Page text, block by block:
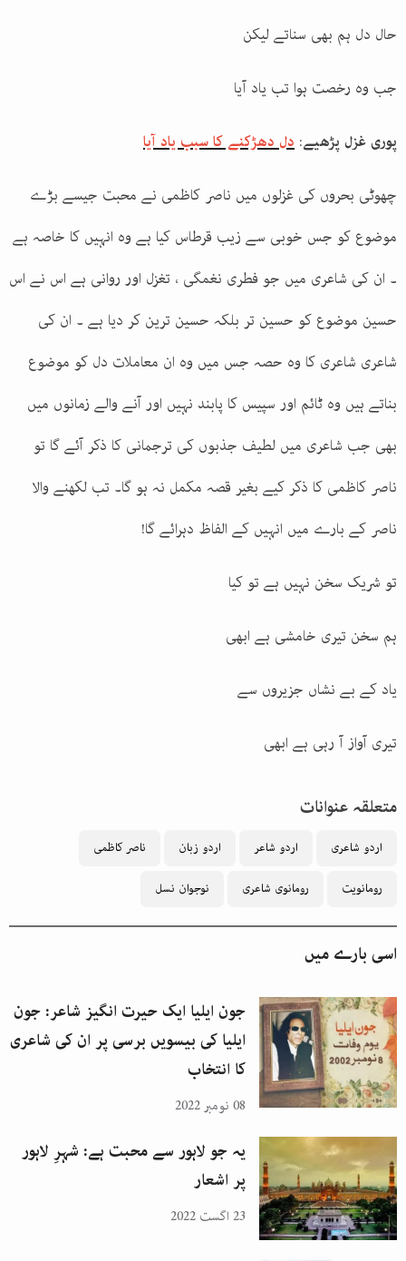
حال دل ہم بھی سناتے لیکن
جب وہ رخصت ہوا تب یاد آیا
پوری غزل پڑھیے: دل دھڑکنے کا سبب یاد آیا
چھوٹی بحروں کی غزلوں میں ناصر کاظمی نے محبت جیسے بڑے
موضوع کو جس خوبی سے زیب قرطاس کیا ہے وہ انہیں کا خاصہ ہے
۔ ان کی شاعری میں جو فطری نغمگی ، تغزل اور روانی ہے اس نے اس
حسین موضوع کو حسین تر بلکہ حسین ترین کر دیا ہے ۔ ان کی
شاعری شاعری کا وہ حصہ جس میں وہ ان معاملات دل کو موضوع
بناتے ہیں وہ ٹائم اور سپیس کا پابند نہیں اور آنے والے زمانوں میں
بھی جب شاعری میں لطیف جذبوں کی ترجمانی کا ذکر آئے گا تو
ناصر کاظمی کا ذکر کیے بغیر قصہ مکمل نہ ہو گا۔ تب لکھنے والا
ناصر کے بارے میں انہیں کے الفاظ دہرائے گا!
تو شریک سخن نہیں ہے تو کیا
ہم سخن تیری خامشی ہے ابھی
یاد کے بے نشاں جزیروں سے
تیری آواز آ رہی ہے ابھی
متعلقہ عنوانات
اردو شاعری اردو شاعر اردو زبان ناصر کاظمی
رومانویت رومانوی شاعری نوجوان نسل
اسی بارے میں
جون ایلیا ایک حیرت انگیز شاعر: جون
ایلیا کی بیسویں برسی پر ان کی شاعری
کا انتخاب
08 نومبر 2022
یہ جو لاہور سے محبت ہے: شہرِ لاہور
پر اشعار
23 اگست 2022